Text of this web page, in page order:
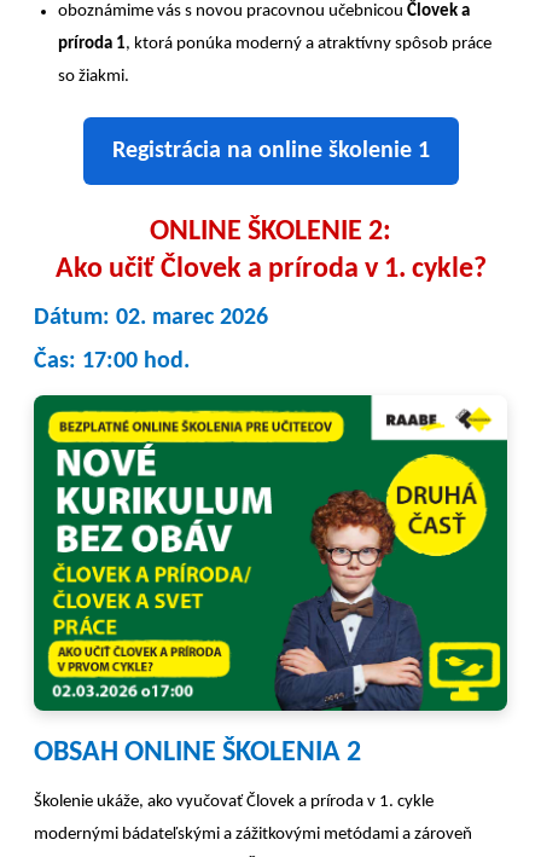
oboznámime vás s novou pracovnou učebnicou Človek a
príroda 1, ktorá ponúka moderný a atraktívny spôsob práce
so žiakmi.
Registrácia na online školenie 1
ONLINE ŠKOLENIE 2:
Ako učiť Človek a príroda v 1. cykle?
Dátum: 02. marec 2026
Čas: 17:00 hod.
OBSAH ONLINE ŠKOLENIA 2
Školenie ukáže, ako vyučovať Človek a príroda v 1. cykle
modernými bádateľskými a zážitkovými metódami a zároveň